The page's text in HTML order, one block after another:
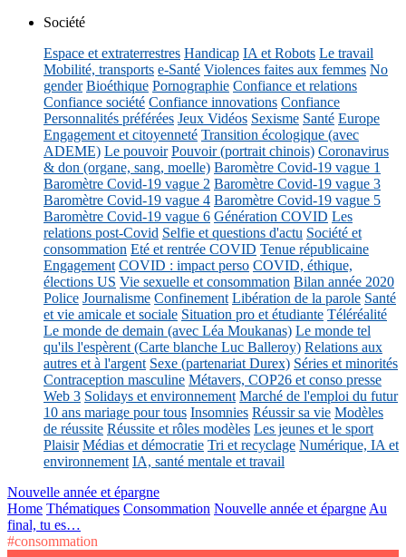
Société
Espace et extraterrestres Handicap IA et Robots Le travail
Mobilité, transports e-Santé Violences faites aux femmes No
gender Bioéthique Pornographie Confiance et relations
Confiance société Confiance innovations Confiance
Personnalités préférées Jeux Vidéos Sexisme Santé Europe
Engagement et citoyenneté Transition écologique (avec
ADEME) Le pouvoir Pouvoir (portrait chinois) Coronavirus
& don (organe, sang, moelle) Baromètre Covid-19 vague 1
Baromètre Covid-19 vague 2 Baromètre Covid-19 vague 3
Baromètre Covid-19 vague 4 Baromètre Covid-19 vague 5
Baromètre Covid-19 vague 6 Génération COVID Les
relations post-Covid Selfie et questions d'actu Société et
consommation Eté et rentrée COVID Tenue républicaine
Engagement COVID : impact perso COVID, éthique,
élections US Vie sexuelle et consommation Bilan année 2020
Police Journalisme Confinement Libération de la parole Santé
et vie amicale et sociale Situation pro et étudiante Téléréalité
Le monde de demain (avec Léa Moukanas) Le monde tel
qu'ils l'espèrent (Carte blanche Luc Balleroy) Relations aux
autres et à l'argent Sexe (partenariat Durex) Séries et minorités
Contraception masculine Métavers, COP26 et conso presse
Web 3 Solidays et environnement Marché de l'emploi du futur
10 ans mariage pour tous Insomnies Réussir sa vie Modèles
de réussite Réussite et rôles modèles Les jeunes et le sport
Plaisir Médias et démocratie Tri et recyclage Numérique, IA et
environnement IA, santé mentale et travail
Nouvelle année et épargne
Home Thématiques Consommation Nouvelle année et épargne Au
final, tu es…
#consommation